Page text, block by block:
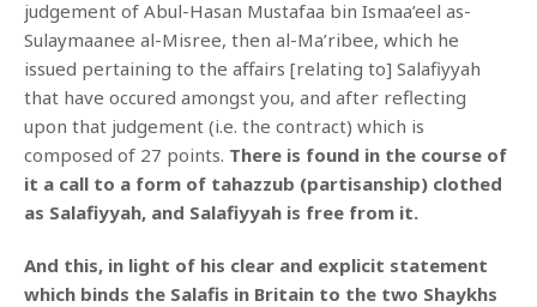
judgement of Abul-Hasan Mustafaa bin Ismaa’eel as-
Sulaymaanee al-Misree, then al-Ma’ribee, which he
issued pertaining to the affairs [relating to] Salafiyyah
that have occured amongst you, and after reflecting
upon that judgement (i.e. the contract) which is
composed of 27 points. There is found in the course of
it a call to a form of tahazzub (partisanship) clothed
as Salafiyyah, and Salafiyyah is free from it.
And this, in light of his clear and explicit statement
which binds the Salafis in Britain to the two Shaykhs